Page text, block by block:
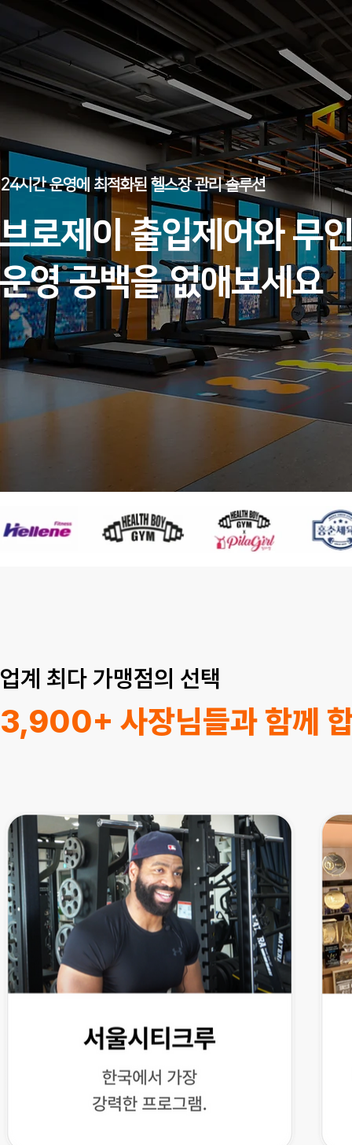
24시간 운영에 최적화된 헬스장 관리 솔루션
브로제이 출입제어와 무
운영 공백을 없애보세요
업계 최다 가맹점의 선택
3,900+ 사장님들과 함께